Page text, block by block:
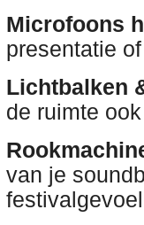
Microfoons
presentatie
Lichtbalken
de ruimte
van je